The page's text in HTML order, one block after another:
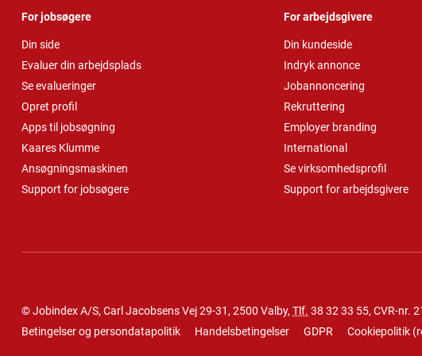
For jobsøgere
Din side
Evaluer din arbejdsplads
Se evalueringer
Opret profil
Apps til jobsøgning
Kaares Klumme
Ansøgningsmaskinen
Support for jobsøgere
For arbejdsgivere
Din kundeside
Indryk annonce
Jobannoncering
Rekruttering
Employer branding
International
Se virksomhedsprofil
Support for arbejdsgivere
© Jobindex A/S, Carl Jacobsens Vej 29-31, 2500 Valby, Tlf. 38 32 33 55, CVR-nr.
Betingelser og persondatapolitik
Handelsbetingelser GDPR Cookiepolitik (